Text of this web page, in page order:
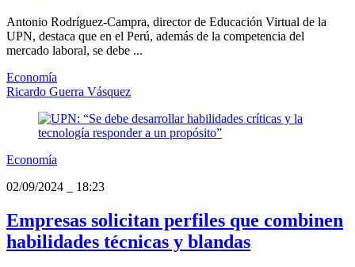
Antonio Rodríguez-Campra, director de Educación Virtual de la
UPN, destaca que en el Perú, además de la competencia del
mercado laboral, se debe ...
Economía
Ricardo Guerra Vásquez
Economía
02/09/2024
18:23
Empresas solicitan perfiles que combinen
habilidades técnicas y blandas